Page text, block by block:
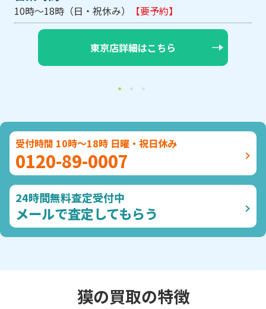
10時～18時（日・祝休み/土曜は不定休）
大阪店詳細はこちら
受付時間 10時～18時 日曜・祝日休み
0120-89-0007
24時間無料査定受付中
メールで査定してもらう
獏の買取の特徴